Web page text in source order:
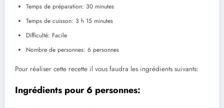
Temps de préparation: 30 minutes
Temps de cuisson: 3 h 15 minutes
Difficulté: Facile
Nombre de personnes: 6 personnes
Pour réaliser cette recette il vous faudra les ingrédients suivants:
Ingrédients pour 6 personnes: